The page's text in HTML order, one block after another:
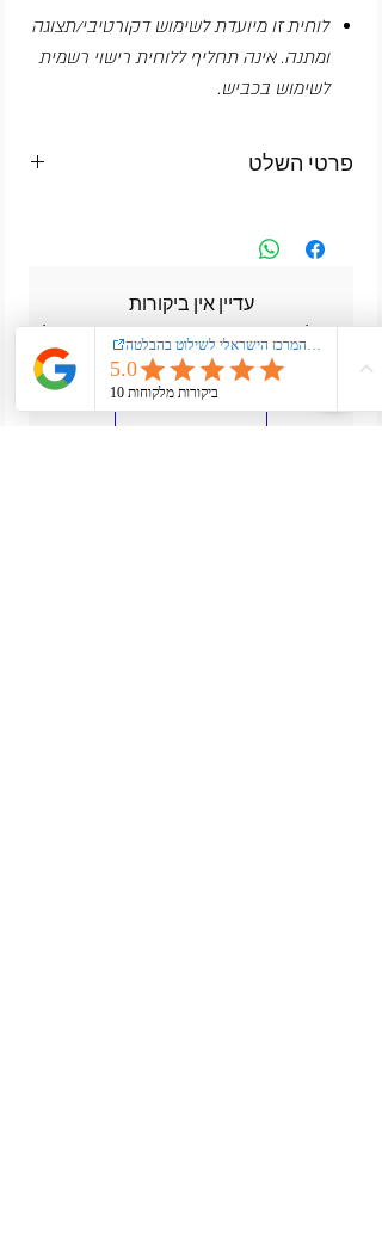
לוחית זו מיועדת לשימוש דקורטיבי/תצוגה
ומתנה. אינה תחליף ללוחית רישוי רשמית
לשימוש בכביש.
פרטי השלט
חומר: אלומיניום איכותי בעובי 1 מ״מ
עדיין אין ביקורות
רוצה להוסיף את הביקורת הראשונה? ספר/י לנו
מה דעתך.